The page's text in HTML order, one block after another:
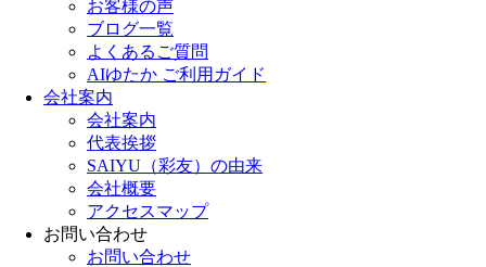
お客様の声
ブログ一覧
よくあるご質問
AIゆたか ご利用ガイド
会社案内
会社案内
代表挨拶
SAIYU（彩友）の由来
会社概要
アクセスマップ
お問い合わせ
お問い合わせ